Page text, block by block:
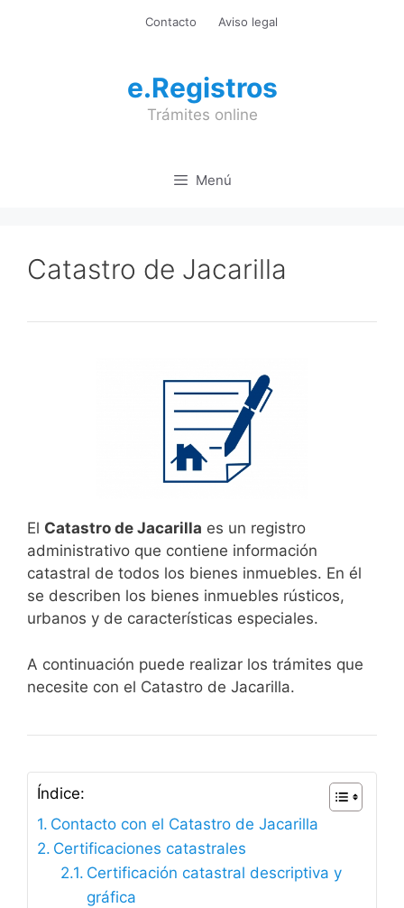
Contacto Aviso legal
e.Registros
Trámites online
Menú
Catastro de Jacarilla
El Catastro de Jacarilla es un registro
administrativo que contiene información
catastral de todos los bienes inmuebles. En él
se describen los bienes inmuebles rústicos,
urbanos y de características especiales.
A continuación puede realizar los trámites que
necesite con el Catastro de Jacarilla.
Índice:
Contacto con el Catastro de Jacarilla
Certificaciones catastrales
Certificación catastral descriptiva y
gráfica